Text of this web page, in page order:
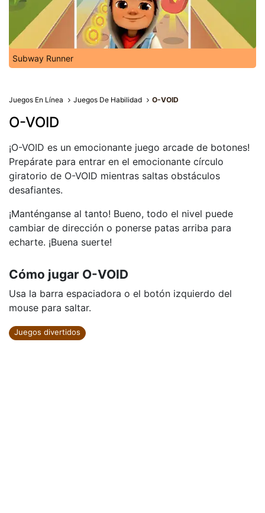
Subway Runner
Juegos En Línea Juegos De Habilidad O-VOID
O-VOID
¡O-VOID es un emocionante juego arcade de botones!
Prepárate para entrar en el emocionante círculo
giratorio de O-VOID mientras saltas obstáculos
desafiantes.
¡Manténganse al tanto! Bueno, todo el nivel puede
cambiar de dirección o ponerse patas arriba para
echarte. ¡Buena suerte!
Cómo jugar O-VOID
Usa la barra espaciadora o el botón izquierdo del
mouse para saltar.
Juegos divertidos